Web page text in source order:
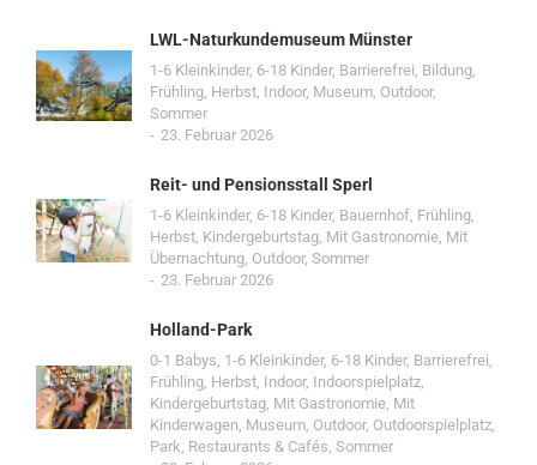
LWL-Naturkundemuseum Münster
1-6 Kleinkinder, 6-18 Kinder, Barrierefrei, Bildung,
Frühling, Herbst, Indoor, Museum, Outdoor,
Sommer
23. Februar 2026
Reit- und Pensionsstall Sperl
1-6 Kleinkinder, 6-18 Kinder, Bauernhof, Frühling,
Herbst, Kindergeburtstag, Mit Gastronomie, Mit
Übernachtung, Outdoor, Sommer
23. Februar 2026
Holland-Park
0-1 Babys, 1-6 Kleinkinder, 6-18 Kinder, Barrierefrei,
Frühling, Herbst, Indoor, Indoorspielplatz,
Kindergeburtstag, Mit Gastronomie, Mit
Kinderwagen, Museum, Outdoor, Outdoorspielplatz,
Park, Restaurants & Cafés, Sommer